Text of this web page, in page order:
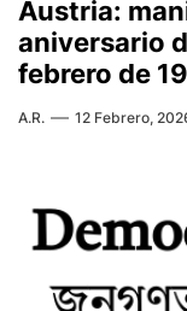
Austria:
aniversario
febrero de
A.R. 12 Febrero,